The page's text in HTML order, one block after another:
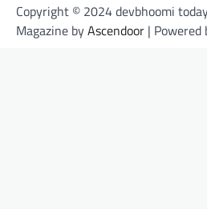
Copyright © 2024 devbhoomi
Magazine byAscendoor | Powered